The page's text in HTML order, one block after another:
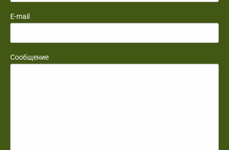
E-mail
Сообщение